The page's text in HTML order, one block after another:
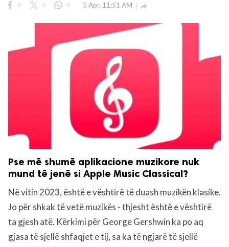
0 0 0 5 Apr, 11:51 AM 
Pse më shumë aplikacione muzikore nuk
mund të jenë si Apple Music Classical?
Në vitin 2023, është e vështirë të duash muzikën klasike.
Jo për shkak të vetë muzikës - thjesht është e vështirë
ta gjesh atë. Kërkimi për George Gershwin ka po aq
gjasa të sjellë shfaqjet e tij, sa ka të ngjarë të sjellë